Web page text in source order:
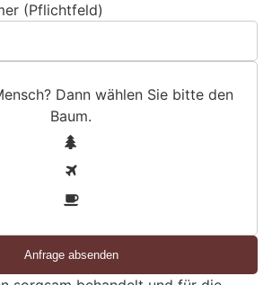
(Pflichtfeld)
Dann wählen Sie bitte den
Baum.